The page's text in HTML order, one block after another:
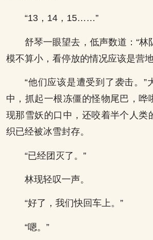
“13，14，15……”
舒琴一眼望去，低声数道：“林
模不算小，看停放的情况应该是营
“他们应该是遭受到了袭击。”
中，抓起一根冻僵的怪物尾巴，哗
现那雪妖的口中，还咬着半个人类
织已经被冰雪封存。
“已经团灭了。”
林现轻叹一声。
“好了，我们快回车上。”
“嗯。”